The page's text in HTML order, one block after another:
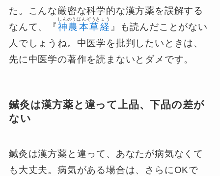
た。こんな厳密な科学的な漢方薬を誤解する
なんて、『神農本草経
しんのうほんぞうきょう
』も読んだことがない
人でしょうね。中医学を批判したいときは、
先に中医学の著作を読まないとダメです。
鍼灸は漢方薬と違って上品、下品の差が
ない
鍼灸は漢方薬と違って、あなたが病気なくて
も大丈夫。病気がある場合は、さらにOKで